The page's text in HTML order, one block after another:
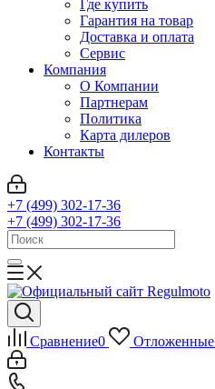
Где купить
Гарантия на товар
Доставка и оплата
Сервис
Компания
О Компании
Партнерам
Политика
Карта дилеров
Контакты
+7 (499) 302-17-36
+7 (499) 302-17-36
Сравнение0 Отложенные